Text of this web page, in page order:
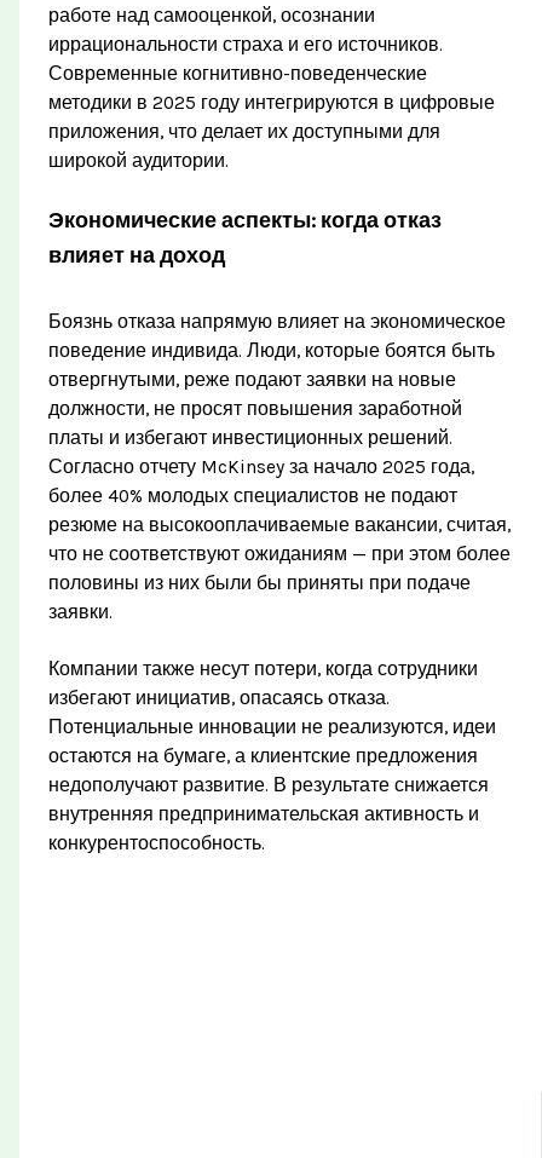
работе над самооценкой, осознании
иррациональности страха и его источников.
Современные когнитивно-поведенческие
методики в 2025 году интегрируются в цифровые
приложения, что делает их доступными для
широкой аудитории.
Экономические аспекты: когда отказ
влияет на доход
Боязнь отказа напрямую влияет на экономическое
поведение индивида. Люди, которые боятся быть
отвергнутыми, реже подают заявки на новые
должности, не просят повышения заработной
платы и избегают инвестиционных решений.
Согласно отчету McKinsey за начало 2025 года,
более 40% молодых специалистов не подают
резюме на высокооплачиваемые вакансии, считая,
что не соответствуют ожиданиям — при этом более
половины из них были бы приняты при подаче
заявки.
Компании также несут потери, когда сотрудники
избегают инициатив, опасаясь отказа.
Потенциальные инновации не реализуются, идеи
остаются на бумаге, а клиентские предложения
недополучают развитие. В результате снижается
внутренняя предпринимательская активность и
конкурентоспособность.